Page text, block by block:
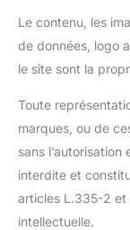
Le contenu, les
de données, logo
le site sont la
Toute
marques, ou de
sans
interdite et
articles L.335-2 et
intellectuelle.